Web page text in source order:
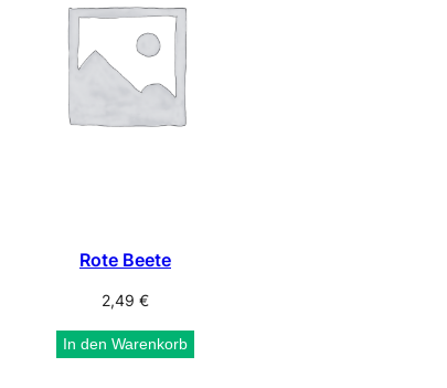
Rote Beete
2,49 €
In den Warenkorb